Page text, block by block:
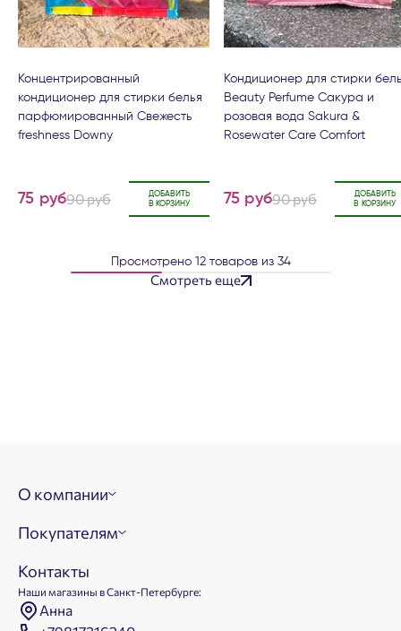
Концентрированный
кондиционер для стирки белья
парфюмированный Свежесть
freshness Downy
75 руб90 руб
ДОБАВИТЬ
В КОРЗИНУ
Кондиционер для стирки
Beauty Perfume Сакура и
розовая вода Sakura &
Rosewater Care Comfort
75 руб90 руб
ДОБАВИТЬ
В КОРЗИНУ
Просмотрено 12товаров из 34
Смотреть еще
О компании
Покупателям
Контакты
Наши магазины в Санкт-Петербурге:
Анна